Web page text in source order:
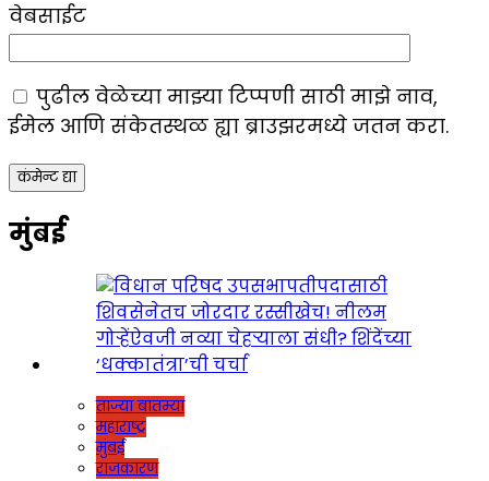
वेबसाईट
पुढील वेळेच्या माझ्या टिप्पणी साठी माझे नाव,
ईमेल आणि संकेतस्थळ ह्या ब्राउझरमध्ये जतन करा.
मुंबई
ताज्या बातम्या
महाराष्ट्र
मुंबई
राजकारण